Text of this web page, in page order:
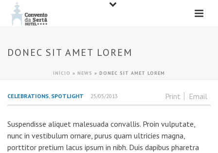
DONEC SIT AMET LOREM
INÍCIO » NEWS » DONEC SIT AMET LOREM
Print Email
CELEBRATIONS, SPOTLIGHT 25/05/2013
Suspendisse aliquet malesuada convallis. Proin vulputate,
nunc in vestibulum ornare, purus quam ultricies magna,
porttitor pretium lacus ipsum in nibh. Duis dapibus pharetra